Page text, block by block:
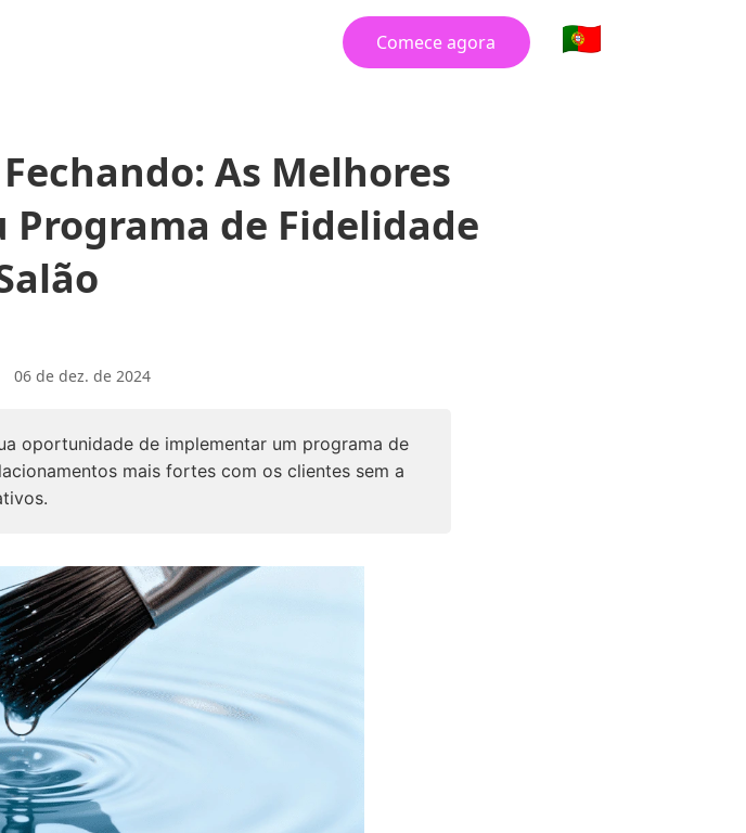
Comece agora
As Melhores
de Fidelidade
06 de dez. de 2024
oportunidade de implementar um programa de
mais fortes com os clientes sem a